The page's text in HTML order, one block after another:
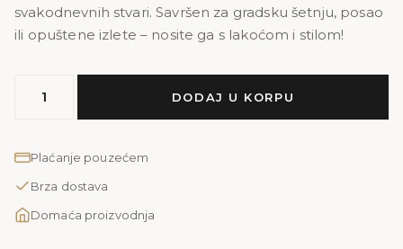
svakodnevnih stvari. Savršen za gradsku šetnju, posao
ili opuštene izlete – nosite ga s lakoćom i stilom!
ŠTEPANI
kamel
DODAJ U KORPU
Plaćanje pouzećem
Brza dostava
Domaća proizvodnja